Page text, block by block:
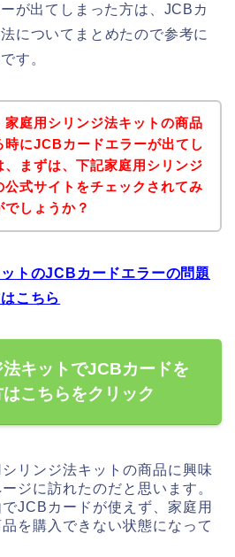
が出てしまった方は、JCBカ
についてまとめたので参考に
す。
家庭用シリンジ法キットの商品
時にJCBカードエラーが出てし
、まずは、下記家庭用シリンジ
公式サイトをチェックされてみ
しょうか？
トのJCBカードエラーの問題
こちら
キットでJCBカードを
こちらをクリック
リンジ法キットの商品に興味
ジに訪れたのだと思います。
JCBカードが使えず、家庭用
を購入できない状態になって